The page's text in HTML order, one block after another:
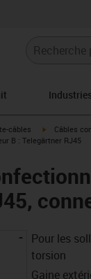
câbles igus-icon-
Câbles
B : Telegärtner RJ45
Pour les
torsion
Gaine